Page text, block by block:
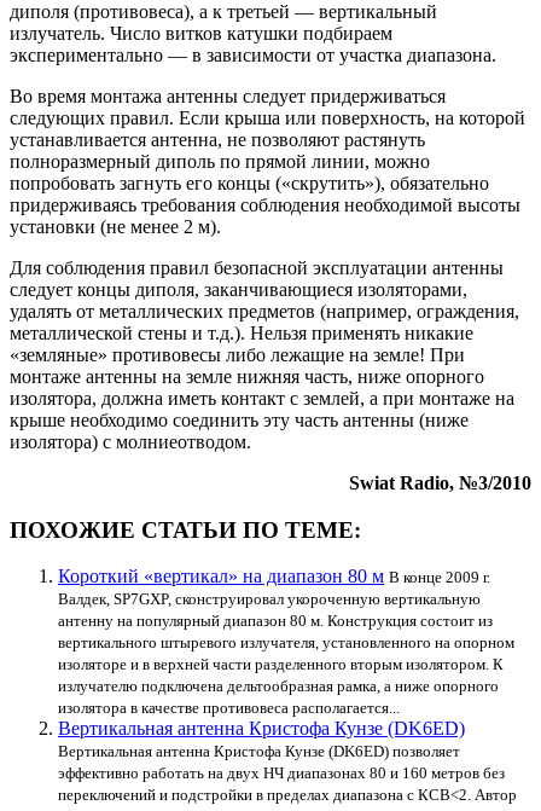
диполя (противовеса), а к третьей — вертикальный
излучатель. Число витков катушки подбираем
экспериментально — в зависимости от участка диапазона.
Во время монтажа антенны следует придерживаться
следующих правил. Если крыша или поверхность, на которой
устанавливается антенна, не позволяют растянуть
полноразмерный диполь по прямой линии, можно
попробовать загнуть его концы («скрутить»), обязательно
придерживаясь требования соблюдения необходимой высоты
установки (не менее 2 м).
Для соблюдения правил безопасной эксплуатации антенны
следует концы диполя, заканчивающиеся изоляторами,
удалять от металлических предметов (например, ограждения,
металлической стены и т.д.). Нельзя применять никакие
«земляные» противовесы либо лежащие на земле! При
монтаже антенны на земле нижняя часть, ниже опорного
изолятора, должна иметь контакт с землей, а при монтаже на
крыше необходимо соединить эту часть антенны (ниже
изолятора) с молниеотводом.
Swiat Radio, №3/2010
ПОХОЖИЕ СТАТЬИ ПО ТЕМЕ:
Короткий «вертикал» на диапазон 80 м В конце 2009 г.
Валдек, SP7GXP, сконструировал укороченную вертикальную
антенну на популярный диапазон 80 м. Конструкция состоит из
вертикального штыревого излучателя, установленного на опорном
изоляторе и в верхней части разделенного вторым изолятором. К
излучателю подключена дельтообразная рамка, а ниже опорного
изолятора в качестве противовеса располагается...
Вертикальная антенна Кристофа Кунзе (DK6ED)
Вертикальная антенна Кристофа Кунзе (DK6ED) позволяет
эффективно работать на двух НЧ диапазонах 80 и 160 метров без
переключений и подстройки в пределах диапазона с КСВ<2. Автор